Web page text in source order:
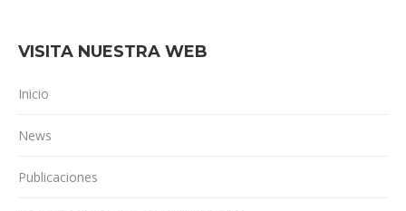
VISITA NUESTRA WEB
Inicio
News
Publicaciones